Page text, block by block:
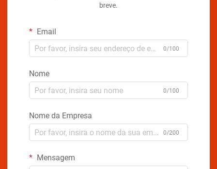
breve.
Email
0/100
Nome
0/100
Nome da Empresa
0/200
Mensagem